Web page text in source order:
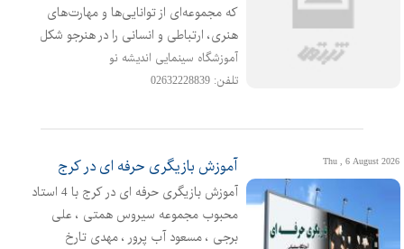
که مجموعه‌ای از توانایی‌ها و مهارت‌های
هنری، ارتباطی و انسانی را در هنرجو شکل
می‌دهد با توجه به علاقه‌تان به رویکرد
کاربردی و مهارتی، فهرست زیر دقیقاً توضیح
آموزشگاه سینمایی اندیشه نو
تلفن: 02632228839
Thu , 6 August 2026 آموزش بازیگری حرفه ای در کرج
آموزش بازیگری حرفه ای در کرج با 4 استاد
محبوب مجموعه سیروس همتی ، علی
برجی ، مسعود آب پرور ، مهدی تارخ